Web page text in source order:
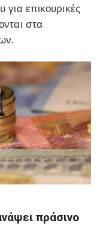
για επικουρικές
στα
πράσινο